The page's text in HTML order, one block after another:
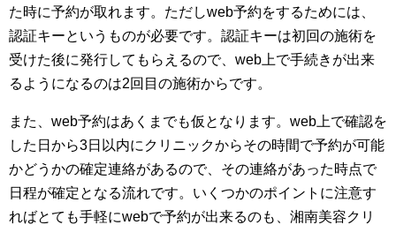
た時に予約が取れます。ただしweb予約をするためには、
認証キーというものが必要です。認証キーは初回の施術を
受けた後に発行してもらえるので、web上で手続きが出来
るようになるのは2回目の施術からです。
また、web予約はあくまでも仮となります。web上で確認を
した日から3日以内にクリニックからその時間で予約が可能
かどうかの確定連絡があるので、その連絡があった時点で
日程が確定となる流れです。いくつかのポイントに注意す
ればとても手軽にwebで予約が出来るのも、湘南美容クリ